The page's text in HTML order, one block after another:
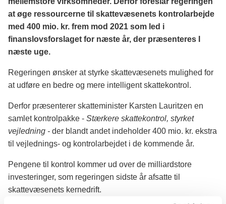
at øge ressourcerne til skattevæsenets kontrolarbejde
med 400 mio. kr. frem mod 2021 som led i
finanslovsforslaget for næste år, der præsenteres I
næste uge.
Regeringen ønsker at styrke skattevæsenets mulighed for
at udføre en bedre og mere intelligent skattekontrol.
Derfor præsenterer skatteminister Karsten Lauritzen en
samlet kontrolpakke - Stærkere skattekontrol, styrket
vejledning - der blandt andet indeholder 400 mio. kr. ekstra
til vejlednings- og kontrolarbejdet i de kommende år.
Pengene til kontrol kommer ud over de milliardstore
investeringer, som regeringen sidste år afsatte til
skattevæsenets kernedrift.